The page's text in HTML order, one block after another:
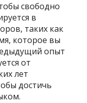
свободно
в
таких как
которое вы
опыт
от
лет
достичь